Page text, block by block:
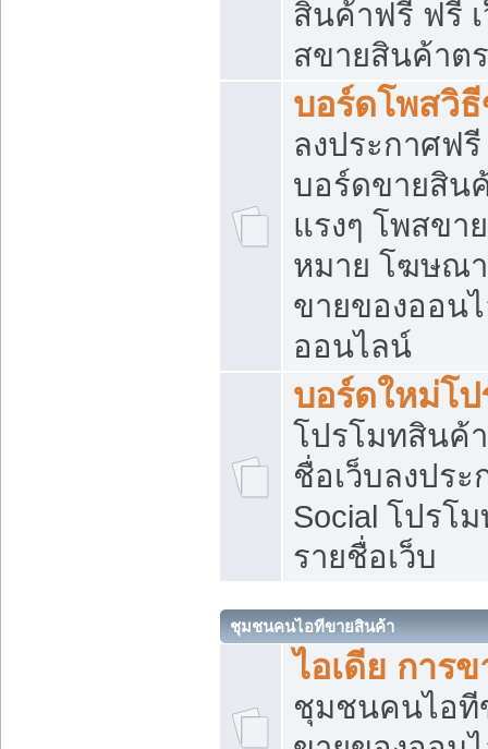
สินค้าฟรี ฟรี
สขายสินค้าต
บอร์ดโพสวิ
ลงประกาศฟรี
บอร์ดขายสิน
แรงๆ โพสขา
หมาย โฆษณ
ขายของออน
ออนไลน์
บอร์ดใหม่โ
โปรโมทสินค้
ชื่อเว็บลงปร
Social โปรโ
รายชื่อเว็บ
ชุมชนคนไอทีขายสินค้า
ไอเดีย การ
ชุมชนคนไอที